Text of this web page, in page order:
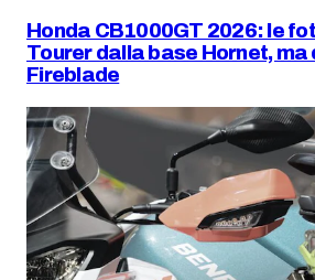
Honda CB1000GT 2026: le
Tourer dalla base Hornet, ma
Fireblade